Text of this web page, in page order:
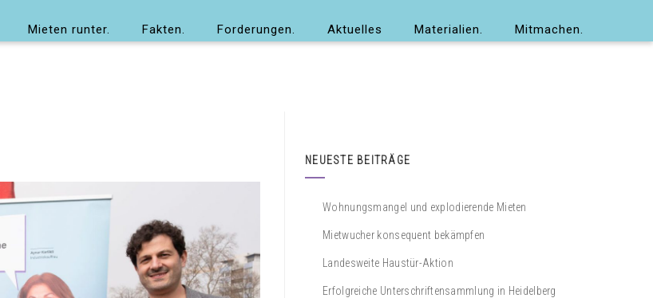
Mieten runter. Fakten. Forderungen. Aktuelles Materialien. Mitmachen.
NEUESTE BEITRÄGE
Wohnungsmangel und explodierende Mieten
Mietwucher konsequent bekämpfen
Landesweite Haustür-Aktion
Erfolgreiche Unterschriftensammlung in Heidelberg